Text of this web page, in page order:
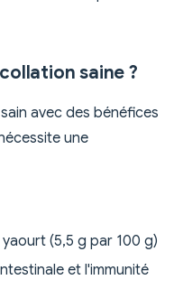
saine ?
avec des bénéfices
une
(5,5 g par 100 g)
et l'immunité